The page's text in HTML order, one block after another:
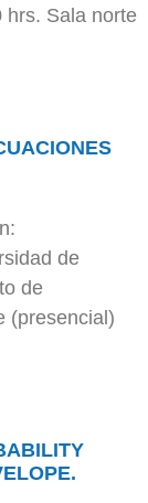
hrs. Sala norte
de
de
(presencial)